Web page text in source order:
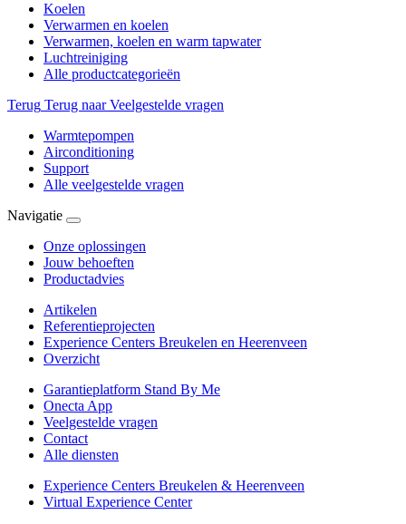
Koelen
Verwarmen en koelen
Verwarmen, koelen en warm tapwater
Luchtreiniging
Alle productcategorieën
Terug Terug naar Veelgestelde vragen
Warmtepompen
Airconditioning
Support
Alle veelgestelde vragen
Navigatie
Onze oplossingen
Jouw behoeften
Productadvies
Artikelen
Referentieprojecten
Experience Centers Breukelen en Heerenveen
Overzicht
Garantieplatform Stand By Me
Onecta App
Veelgestelde vragen
Contact
Alle diensten
Experience Centers Breukelen & Heerenveen
Virtual Experience Center